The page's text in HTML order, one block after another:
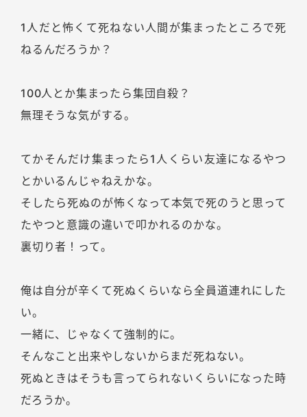
1人だと怖くて死ねない人間が集まったところで死
ねるんだろうか？
100人とか集まったら集団自殺？
無理そうな気がする。
てかそんだけ集まったら1人くらい友達になるやつ
とかいるんじゃねえかな。
そしたら死ぬのが怖くなって本気で死のうと思って
たやつと意識の違いで叩かれるのかな。
裏切り者！って。
俺は自分が辛くて死ぬくらいなら全員道連れにした
い。
一緒に、じゃなくて強制的に。
そんなこと出来やしないからまだ死ねない。
死ぬときはそうも言ってられないくらいになった時
だろうか。